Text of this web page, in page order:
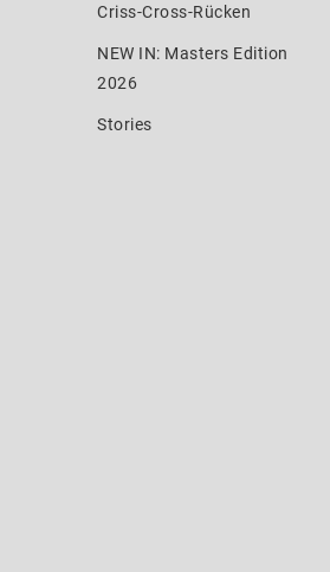
Criss-Cross-Rücken
NEW IN: Masters Edition
2026
Stories